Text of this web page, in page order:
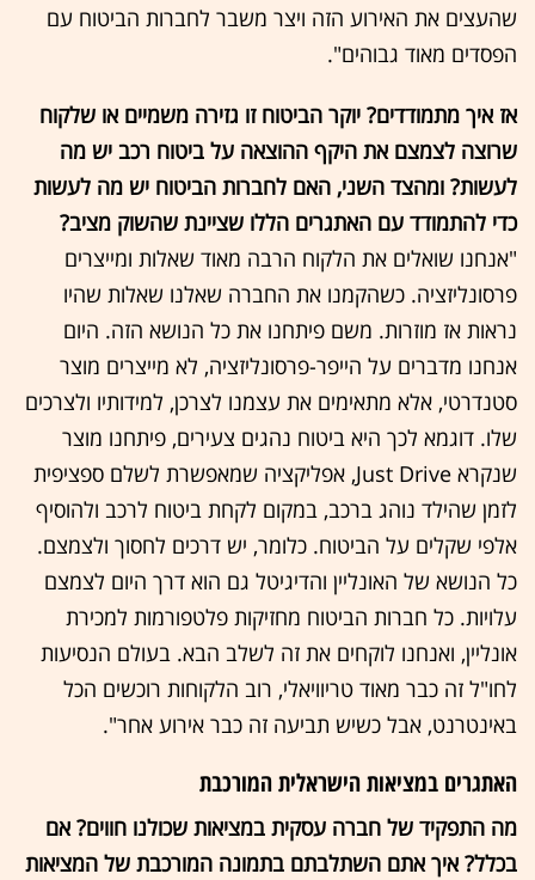
שהעצים את האירוע הזה ויצר משבר לחברות הביטוח עם
הפסדים מאוד גבוהים".
אז איך מתמודדים? יוקר הביטוח זו גזירה משמיים או שלקוח
שרוצה לצמצם את היקף ההוצאה על ביטוח רכב יש מה
לעשות? ומהצד השני, האם לחברות הביטוח יש מה לעשות
כדי להתמודד עם האתגרים הללו שציינת שהשוק מציב?
"אנחנו שואלים את הלקוח הרבה מאוד שאלות ומייצרים
פרסונליזציה. כשהקמנו את החברה שאלנו שאלות שהיו
נראות אז מוזרות. משם פיתחנו את כל הנושא הזה. היום
אנחנו מדברים על הייפר-פרסונליזציה, לא מייצרים מוצר
סטנדרטי, אלא מתאימים את עצמנו לצרכן, למידותיו ולצרכים
שלו. דוגמא לכך היא ביטוח נהגים צעירים, פיתחנו מוצר
שנקרא Just Drive, אפליקציה שמאפשרת לשלם ספציפית
לזמן שהילד נוהג ברכב, במקום לקחת ביטוח לרכב ולהוסיף
אלפי שקלים על הביטוח. כלומר, יש דרכים לחסוך ולצמצם.
כל הנושא של האונליין והדיגיטל גם הוא דרך היום לצמצם
עלויות. כל חברות הביטוח מחזיקות פלטפורמות למכירת
אונליין, ואנחנו לוקחים את זה לשלב הבא. בעולם הנסיעות
לחו"ל זה כבר מאוד טריוויאלי, רוב הלקוחות רוכשים הכל
באינטרנט, אבל כשיש תביעה זה כבר אירוע אחר".
האתגרים במציאות הישראלית המורכבת
מה התפקיד של חברה עסקית במציאות שכולנו חווים? אם
בכלל? איך אתם השתלבתם בתמונה המורכבת של המציאות